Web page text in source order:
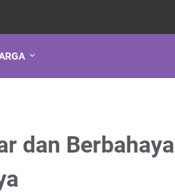
dan Berbahaya